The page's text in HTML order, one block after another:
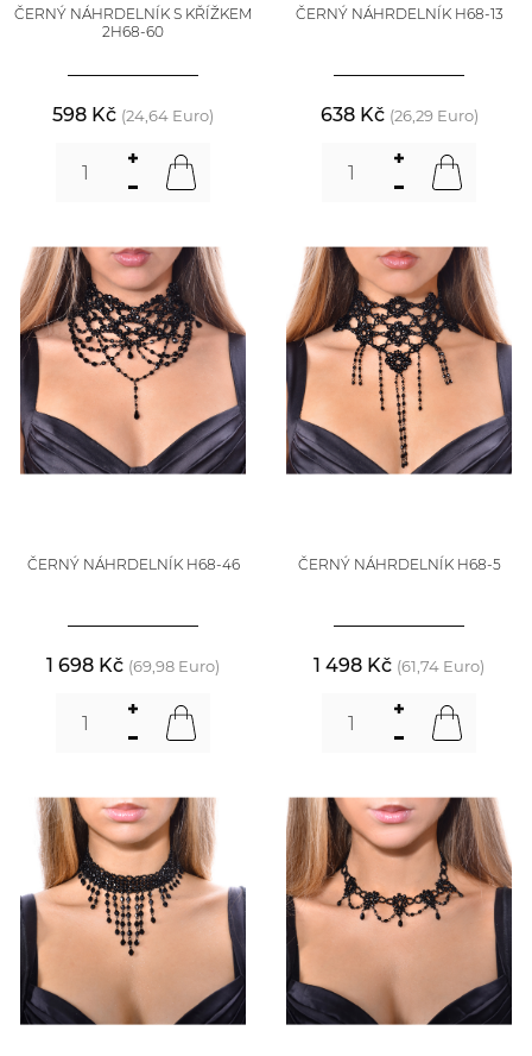
ČERNÝ NÁHRDELNÍK S KŘÍŽKEM
2H68-60
598 Kč (24,64 Euro)
ČERNÝ NÁHRDELNÍK H68-13
638 Kč (26,29 Euro)
ČERNÝ NÁHRDELNÍK H68-46
1 698 Kč (69,98 Euro)
ČERNÝ NÁHRDELNÍK H68-5
1 498 Kč (61,74 Euro)